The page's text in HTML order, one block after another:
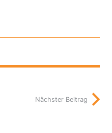
Nächster Beitrag